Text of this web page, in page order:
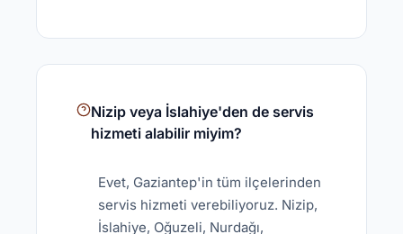
Nizip veya İslahiye'den de servis
hizmeti alabilir miyim?
Evet, Gaziantep'in tüm ilçelerinden
servis hizmeti verebiliyoruz. Nizip,
İslahiye, Oğuzeli, Nurdağı,